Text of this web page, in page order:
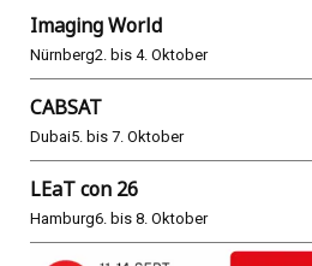
Imaging World
Nürnberg2. bis 4. Oktober
CABSAT
Dubai5. bis 7. Oktober
LEaT con 26
Hamburg6. bis 8. Oktober